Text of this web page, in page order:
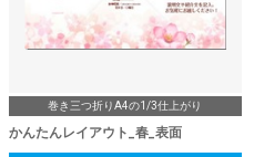
巻き三つ折りA4の1/3仕上がり
かんたんレイアウト_春_表面